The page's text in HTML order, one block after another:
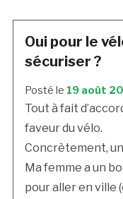
Oui pour le
sécuriser ?
Posté le 19 août
Tout à fait
faveur du vélo.
Concrètement,
Ma femme a un
pour aller en ville